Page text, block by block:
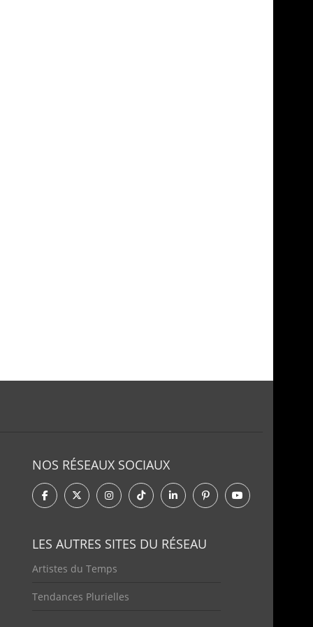
NOS RÉSEAUX SOCIAUX
LES AUTRES SITES DU RÉSEAU
Artistes du Temps
Tendances Plurielles